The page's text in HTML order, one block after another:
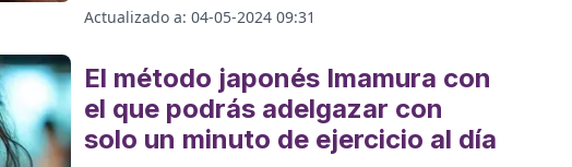
Actualizado a:04-05-2024 09:31
El método japonés Imamura con
el que podrás adelgazar con
solo un minuto de ejercicio al día